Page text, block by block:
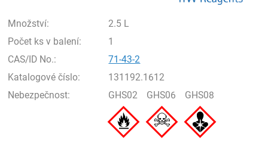
Množství:
2.5 L
Počet ks v balení:
1
CAS/ID No.:
71-43-2
Katalogové číslo:
131192.1612
Nebezpečnost:
GHS02 GHS06 GHS08